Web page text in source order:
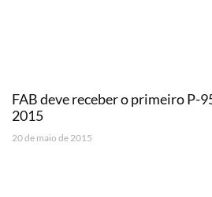
FAB deve receber o primeiro P-
2015
20 de maio de 2015